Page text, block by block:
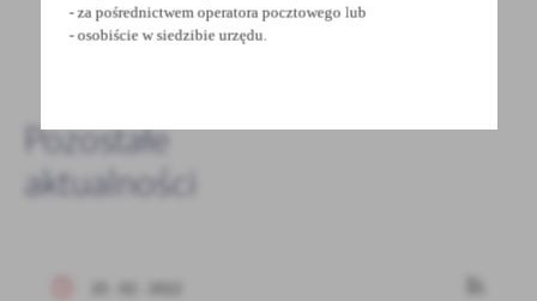
DODAJ KOMENTARZ
Pozostałe
aktualności
- za pośrednictwem operatora pocztowego lub
- osobiście w siedzibie urzędu.